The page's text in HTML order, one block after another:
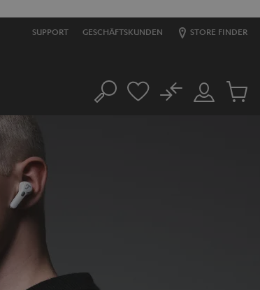
SUPPORT GESCHÄFTSKUNDEN STORE FINDER
Suche
Mein
No
Artikel